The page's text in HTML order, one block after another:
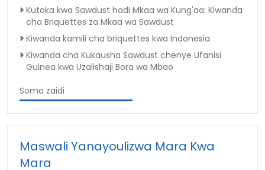
Kutoka kwa Sawdust hadi Mkaa wa Kung'aa: Kiwanda
cha Briquettes za Mkaa wa Sawdust
Kiwanda kamili cha briquettes kwa Indonesia
Kiwanda cha Kukausha Sawdust chenye Ufanisi
Guinea kwa Uzalishaji Bora wa Mbao
Soma zaidi
Maswali Yanayoulizwa Mara Kwa
Mara